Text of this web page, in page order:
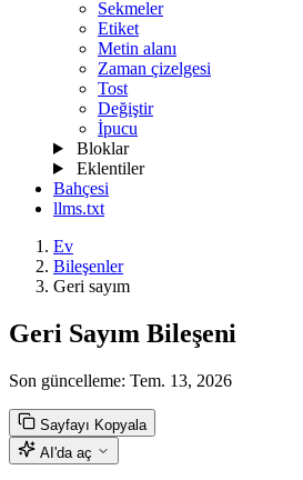
Sekmeler
Etiket
Metin alanı
Zaman çizelgesi
Tost
Değiştir
İpucu
Bloklar
Eklentiler
Bahçesi
llms.txt
Ev
Bileşenler
Geri sayım
Geri Sayım Bileşeni
Son güncelleme: Tem. 13, 2026
Sayfayı Kopyala
AI'da aç